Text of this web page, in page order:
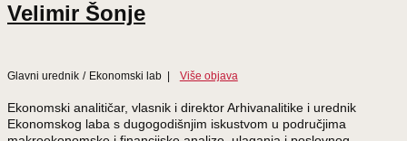
Velimir Šonje
Glavni urednik / Ekonomski lab Više objava
Ekonomski analitičar, vlasnik i direktor Arhivanalitike i urednik
Ekonomskog laba s dugogodišnjim iskustvom u područjima